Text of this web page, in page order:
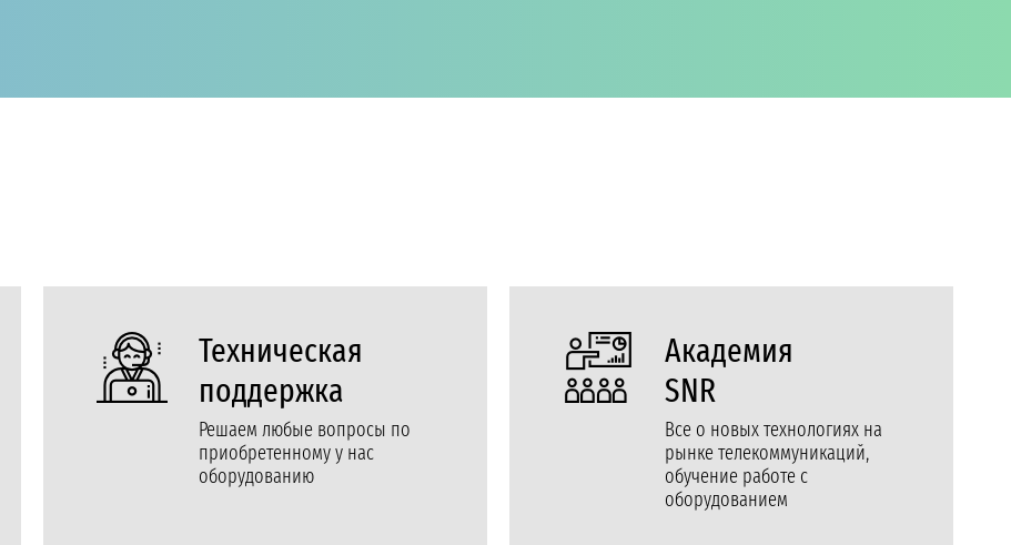
Техническая
поддержка
Решаем любые вопросы по
приобретенному у нас
оборудованию
Академия
SNR
Все о новых технологиях на
рынке телекоммуникаций,
обучение работе с
оборудованием